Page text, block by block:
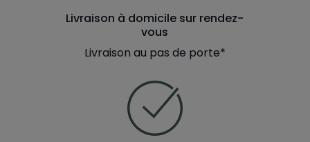
Livraison à domicile sur rendez-
vous
Livraison au pas de porte*